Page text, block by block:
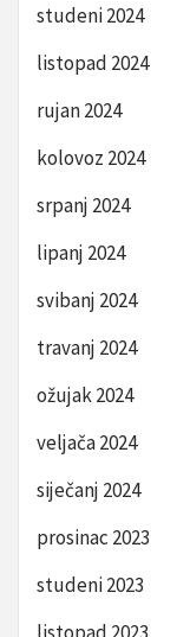
studeni 2024
listopad 2024
rujan 2024
kolovoz 2024
srpanj 2024
lipanj 2024
svibanj 2024
travanj 2024
ožujak 2024
veljača 2024
siječanj 2024
prosinac 2023
studeni 2023